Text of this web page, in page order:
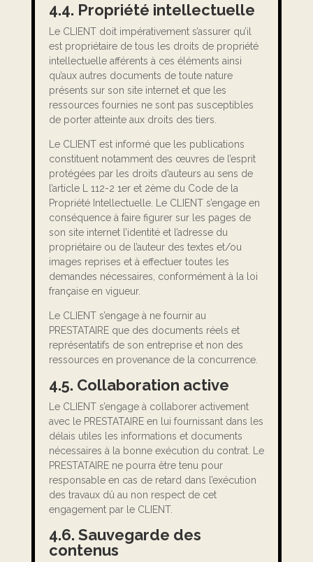
4.4. Propriété intellectuelle
Le CLIENT doit impérativement s’assurer qu’il
est propriétaire de tous les droits de propriété
intellectuelle afférents à ces éléments ainsi
qu’aux autres documents de toute nature
présents sur son site internet et que les
ressources fournies ne sont pas susceptibles
de porter atteinte aux droits des tiers.
Le CLIENT est informé que les publications
constituent notamment des œuvres de l’esprit
protégées par les droits d’auteurs au sens de
l’article L 112-2 1er et 2ème du Code de la
Propriété Intellectuelle. Le CLIENT s’engage en
conséquence à faire figurer sur les pages de
son site internet l’identité et l’adresse du
propriétaire ou de l’auteur des textes et/ou
images reprises et à effectuer toutes les
demandes nécessaires, conformément à la loi
française en vigueur.
Le CLIENT s’engage à ne fournir au
PRESTATAIRE que des documents réels et
représentatifs de son entreprise et non des
ressources en provenance de la concurrence.
4.5. Collaboration active
Le CLIENT s’engage à collaborer activement
avec le PRESTATAIRE en lui fournissant dans les
délais utiles les informations et documents
nécessaires à la bonne exécution du contrat. Le
PRESTATAIRE ne pourra être tenu pour
responsable en cas de retard dans l’exécution
des travaux dû au non respect de cet
engagement par le CLIENT.
4.6. Sauvegarde des
contenus